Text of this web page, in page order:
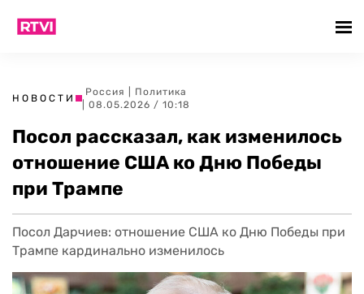
НОВОСТИ
Россия
Политика
| 08.05.2026 / 10:18
Посол рассказал, как изменилось
отношение США ко Дню Победы
при Трампе
Посол Дарчиев: отношение США ко Дню Победы при
Трампе кардинально изменилось